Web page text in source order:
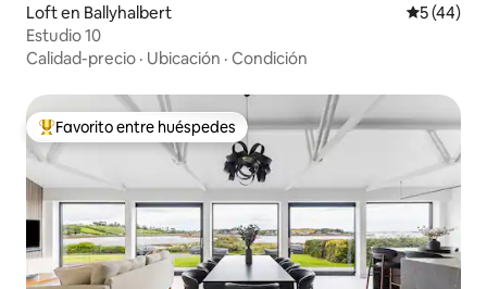
Loft en Ballyhalbert
5 (44)
Estudio 10
Calidad-precio · Ubicación · Condición
Favorito entre huéspedes preferido
Favorito entre huéspedes